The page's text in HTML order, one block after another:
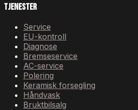
Tjenester
Service
EU-kontroll
Diagnose
Bremseservice
AC-service
Polering
Keramisk forsegling
Håndvask
Bruktbilsalg